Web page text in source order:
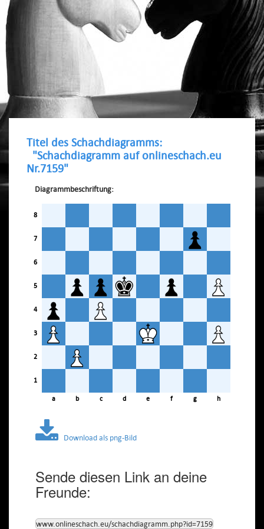
Titel des Schachdiagramms:
"Schachdiagramm auf onlineschach.eu
Nr.7159"
Diagrammbeschriftung:
8
7
6
5
4
3
2
1
a b c d e f g h
Download als png-Bild
Sende diesen Link an deine
Freunde:
www.onlineschach.eu/schachdiagramm.php?id=7159